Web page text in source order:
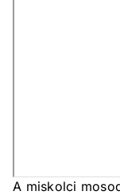
A miskolci